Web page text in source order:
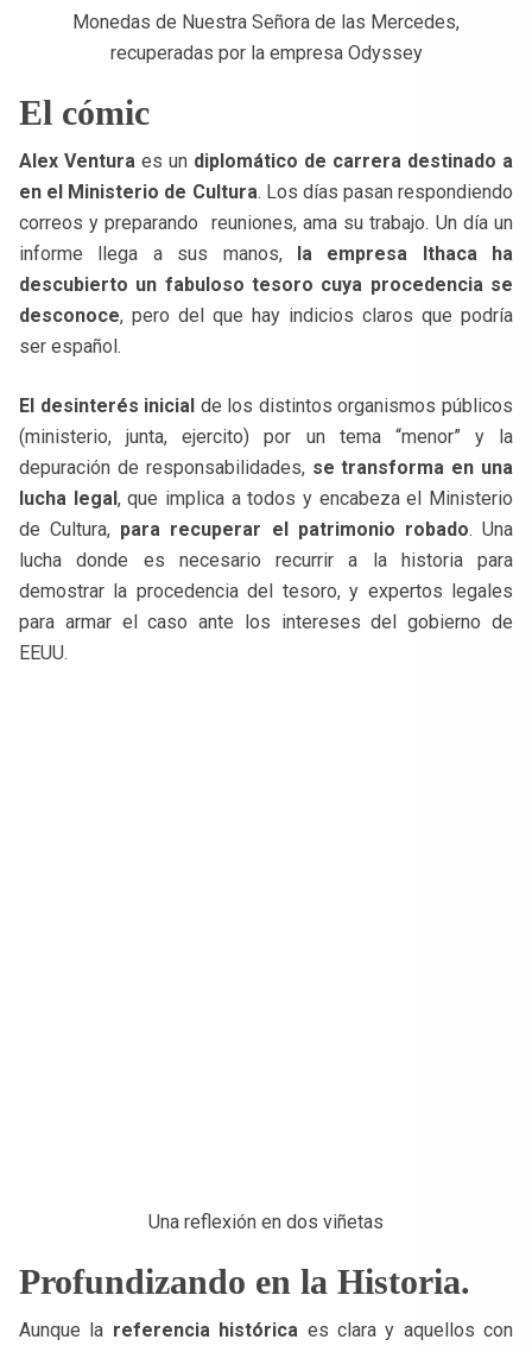
Monedas de Nuestra Señora de las Mercedes,
recuperadas por la empresa Odyssey
El cómic
Alex Ventura es un diplomático de carrera destinado a
en el Ministerio de Cultura. Los días pasan respondiendo
correos y preparando reuniones, ama su trabajo. Un día un
informe llega a sus manos, la empresa Ithaca ha
descubierto un fabuloso tesoro cuya procedencia se
desconoce, pero del que hay indicios claros que podría
ser español.
El desinterés inicial de los distintos organismos públicos
(ministerio, junta, ejercito) por un tema “menor” y la
depuración de responsabilidades, se transforma en una
lucha legal, que implica a todos y encabeza el Ministerio
de Cultura, para recuperar el patrimonio robado. Una
lucha donde es necesario recurrir a la historia para
demostrar la procedencia del tesoro, y expertos legales
para armar el caso ante los intereses del gobierno de
EEUU.
Una reflexión en dos viñetas
Profundizando en la Historia.
Aunque la referencia histórica es clara y aquellos con